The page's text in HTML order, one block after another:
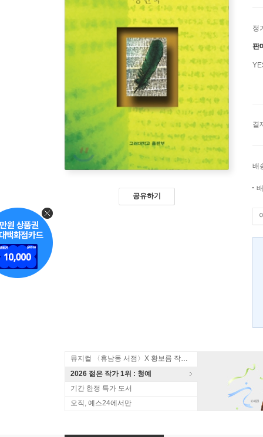
공유하기
정
판
결
배
뮤지컬 〈휴남동 서점〉X 황보름 작가 북토크
2026 젊은 작가 1위 : 청예
기간 한정 특가 도서
오직, 예스24에서만